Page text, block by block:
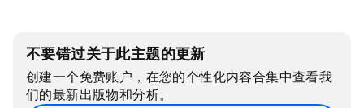
不要错过关于此主题的更新
创建一个免费账户，在您的个性化内容合集中查看我
们的最新出版物和分析。